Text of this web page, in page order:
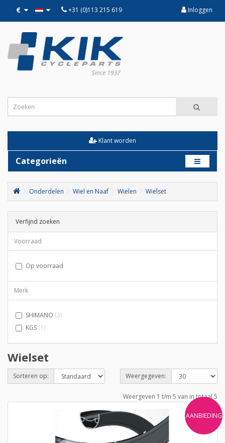
€ +31 (0)113 215 619 Inloggen
Klant worden
Categorieën
Onderdelen Wiel en Naaf Wielen Wielset
Verfijnd zoeken
Voorraad
Op voorraad
Merk
SHIMANO (3)
KGS (1)
Wielset
Sorteren op: Weergegeven:
Weergeven 1 t/m 5 van in totaal 5
AANBIEDING